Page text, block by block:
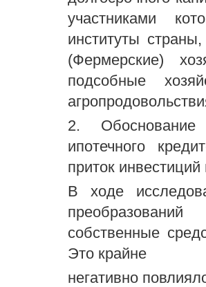
участниками
институты
(Фермерские)
подсобные
2. Обоснование
ипотечного
приток
В ходе
собственные
Это крайне
негативно